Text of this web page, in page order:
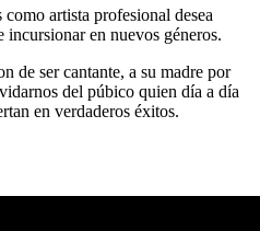
artista profesional desea
incursionar en nuevos géneros.
de ser cantante, a su madre por
del púbico quien día a día
en verdaderos éxitos.